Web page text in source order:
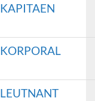
KAPITAEN
KORPORAL
LEUTNANT